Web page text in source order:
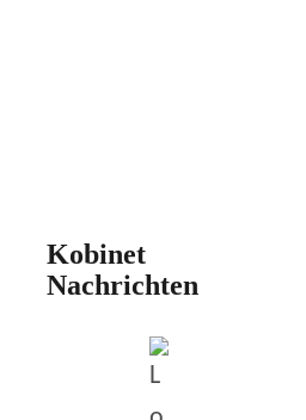
Kobinet
Nachrichten